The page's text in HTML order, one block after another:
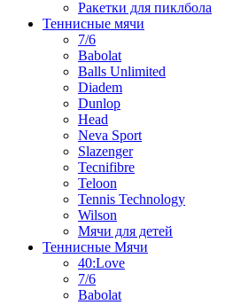
Ракетки для пиклбола
Теннисные мячи
7/6
Babolat
Balls Unlimited
Diadem
Dunlop
Head
Neva Sport
Slazenger
Tecnifibre
Teloon
Tennis Technology
Wilson
Мячи для детей
Теннисные Мячи
40:Love
7/6
Babolat